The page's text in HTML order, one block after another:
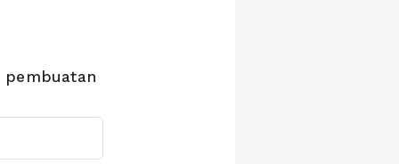
pembuatan